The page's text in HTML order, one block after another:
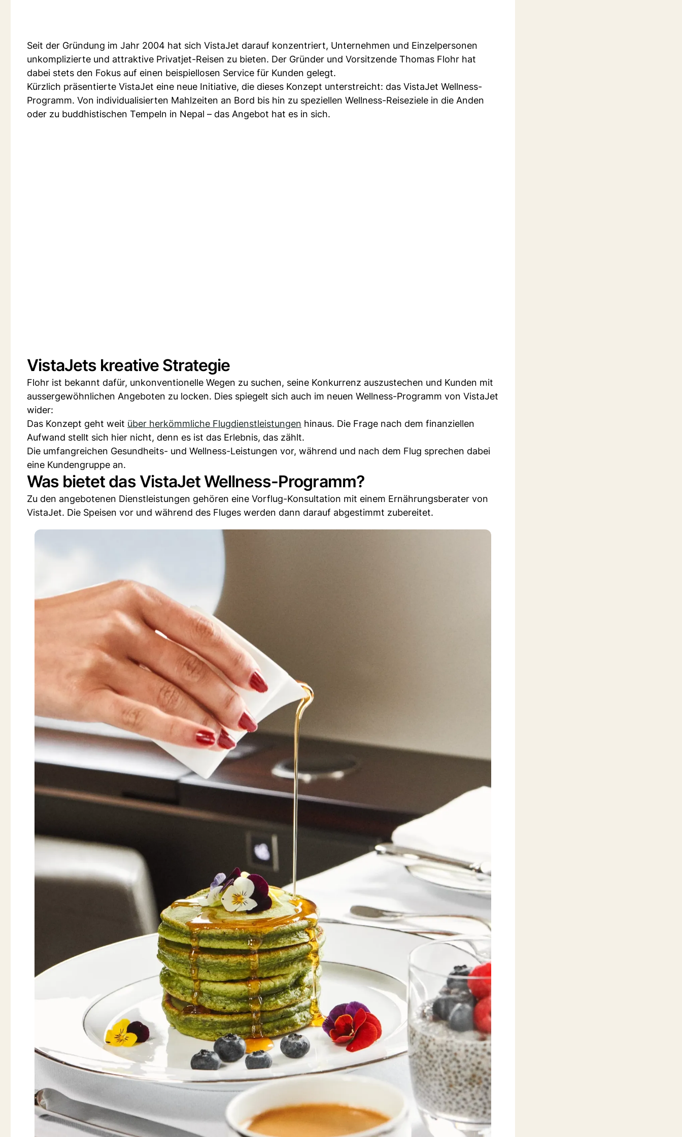
Seit der Gründung im Jahr 2004 hat sich VistaJet darauf konzentriert, Unternehmen und Einzelpersonen
unkomplizierte und attraktive Privatjet-Reisen zu bieten. Der Gründer und Vorsitzende Thomas Flohr hat
dabei stets den Fokus auf einen beispiellosen Service für Kunden gelegt.
Kürzlich präsentierte VistaJet eine neue Initiative, die dieses Konzept unterstreicht: das VistaJet Wellness-
Programm. Von individualisierten Mahlzeiten an Bord bis hin zu speziellen Wellness-Reiseziele in die Anden
oder zu buddhistischen Tempeln in Nepal – das Angebot hat es in sich.
VistaJets kreative Strategie
Flohr ist bekannt dafür, unkonventionelle Wegen zu suchen, seine Konkurrenz auszustechen und Kunden mit
aussergewöhnlichen Angeboten zu locken. Dies spiegelt sich auch im neuen Wellness-Programm von VistaJet
wider:
Das Konzept geht weit über herkömmliche Flugdienstleistungen hinaus. Die Frage nach dem finanziellen
Aufwand stellt sich hier nicht, denn es ist das Erlebnis, das zählt.
Die umfangreichen Gesundheits- und Wellness-Leistungen vor, während und nach dem Flug sprechen dabei
eine Kundengruppe an.
Was bietet das VistaJet Wellness-Programm?
Zu den angebotenen Dienstleistungen gehören eine Vorflug-Konsultation mit einem Ernährungsberater von
VistaJet. Die Speisen vor und während des Fluges werden dann darauf abgestimmt zubereitet.